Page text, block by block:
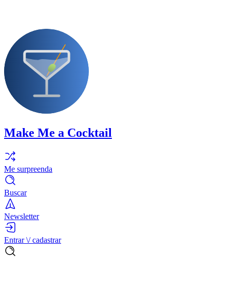
Make Me a Cocktail
Me surpreenda
Buscar
Newsletter
Entrar \/ cadastrar